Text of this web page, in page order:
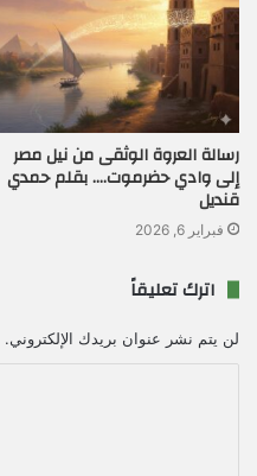
رسالة العروة الوثقى من نيل مصر
إلى وادي حضرموت…. بقلم حمدي
قنديل
فبراير 6, 2026
اترك تعليقاً
لن يتم نشر عنوان بريدك الإلكتروني.